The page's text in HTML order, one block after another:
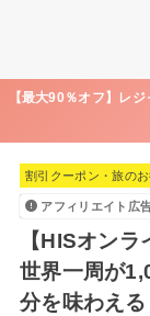
【最大90％オフ】レ
割引クーポン・旅の
アフィリエイト広
【HISオン
世界一周が
分を味わえ